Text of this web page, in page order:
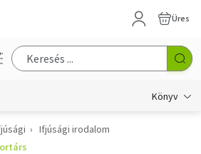
Üres
Könyv
Ifjúsági irodalom